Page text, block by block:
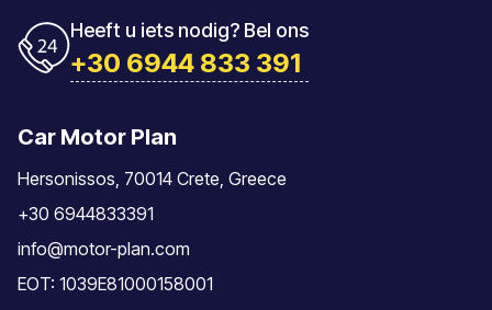
Heeft u iets nodig? Bel ons
+30 6944 833 391
Car Motor Plan
Hersonissos, 70014 Crete, Greece
+30 6944833391
info@motor-plan.com
EOT: 1039E81000158001